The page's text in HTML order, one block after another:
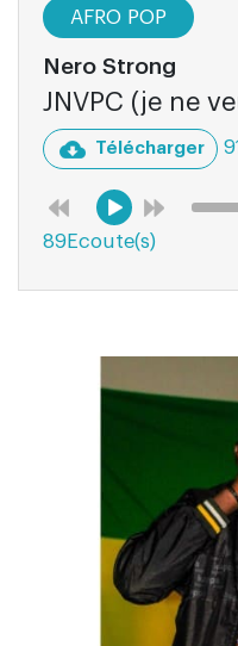
AFRO POP
Nero Strong
JNVPC (je ne
Télécharger
89Ecoute(s)